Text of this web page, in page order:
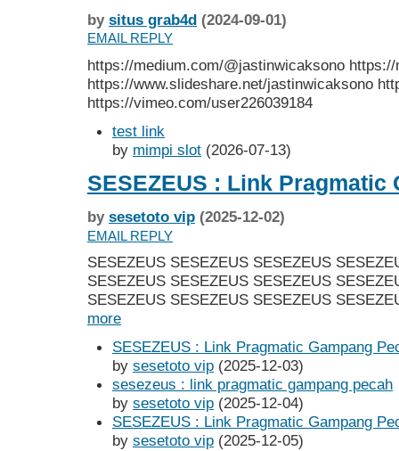
by situs grab4d (2024-09-01)
EMAIL REPLY
https://medium.com/@jastinwicaksono
https://www.slideshare.net/jastinwicaksono
https://vimeo.com/user226039184
test link
by mimpi slot (2026-07-13)
SESEZEUS : Link Pragmatic
by sesetoto vip (2025-12-02)
EMAIL REPLY
SESEZEUS SESEZEUS SESEZEUS
SESEZEUS SESEZEUS SESEZEUS
SESEZEUS SESEZEUS SESEZEUS
more
SESEZEUS : Link Pragmatic Gampang
by sesetoto vip (2025-12-03)
sesezeus : link pragmatic gampang pecah
by sesetoto vip (2025-12-04)
SESEZEUS : Link Pragmatic Gampang
by sesetoto vip (2025-12-05)